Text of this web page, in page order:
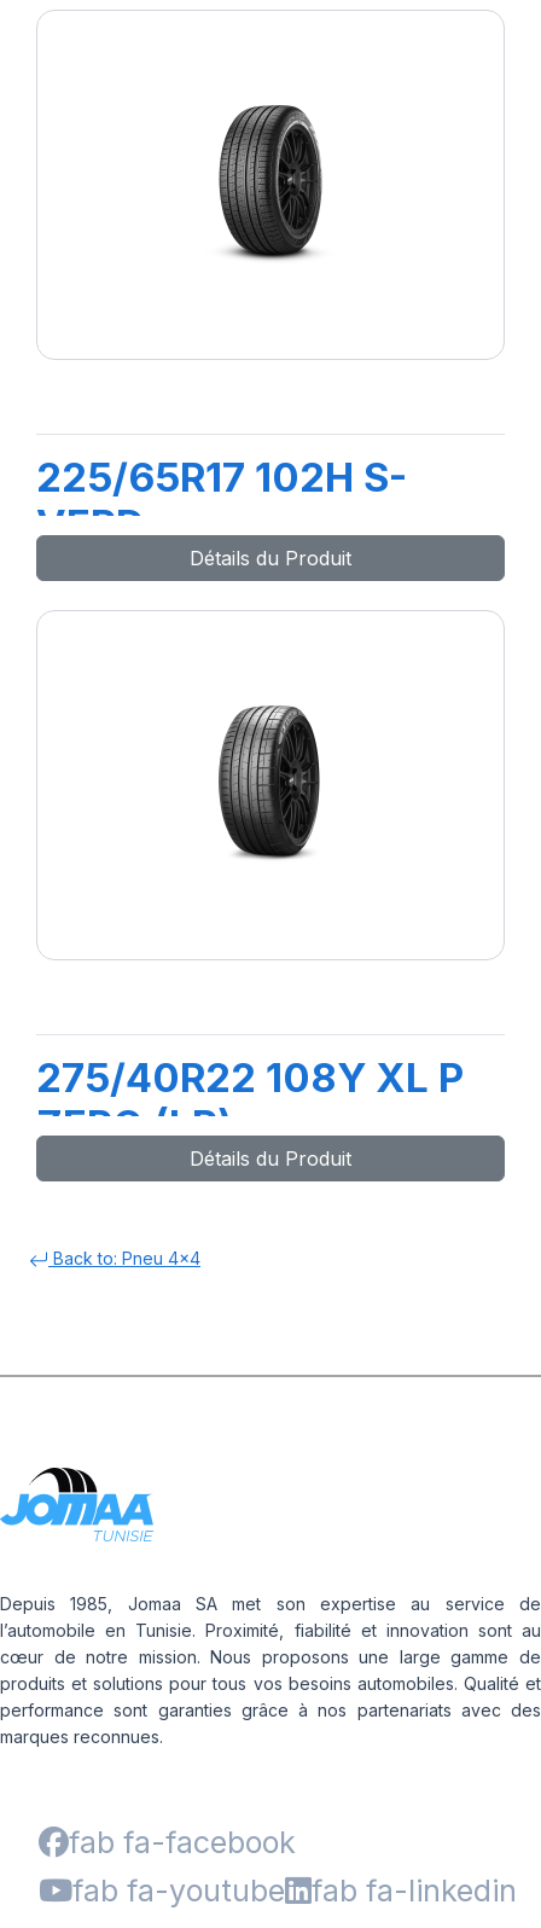
225/65R17 102H S-
VERD
Détails du Produit
275/40R22 108Y XL P
ZERO (LR) ncs
Détails du Produit
Back to: Pneu 4x4
Depuis 1985, Jomaa SA met son expertise au service de
l’automobile en Tunisie. Proximité, fiabilité et innovation sont au
cœur de notre mission. Nous proposons une large gamme de
produits et solutions pour tous vos besoins automobiles. Qualité et
performance sont garanties grâce à nos partenariats avec des
marques reconnues.
fab fa-facebook
fab fa-youtube
fab fa-linkedin